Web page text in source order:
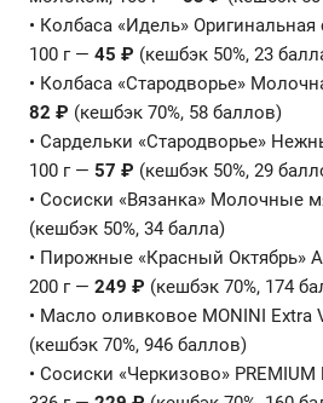
• Колбаса «Идель»
100 г — 45 ₽ (кешбэк 50%, 23
• Колбаса «Стародворье»
82 ₽ (кешбэк 70%, 58 баллов)
• Сардельки «Стародворье»
100 г — 57 ₽ (кешбэк 50%, 29
• Сосиски «Вязанка» Молочные
(кешбэк 50%, 34 балла)
• Пирожные «Красный Октябрь»
200 г — 249 ₽ (кешбэк 70%, 174
• Масло оливковое MONINI Extra
(кешбэк 70%, 946 баллов)
• Сосиски «Черкизово»